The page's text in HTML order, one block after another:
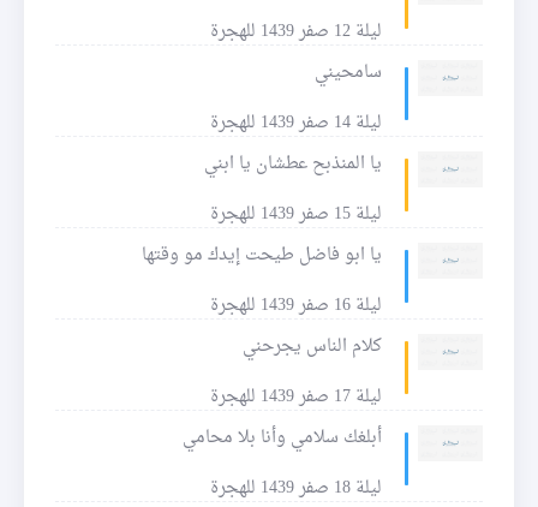
ليلة 12 صفر 1439 للهجرة
سامحيني
ليلة 14 صفر 1439 للهجرة
يا المنذبح عطشان يا ابني
ليلة 15 صفر 1439 للهجرة
يا ابو فاضل طيحت إيدك مو وقتها
ليلة 16 صفر 1439 للهجرة
كلام الناس يجرحني
ليلة 17 صفر 1439 للهجرة
أبلغك سلامي وأنا بلا محامي
ليلة 18 صفر 1439 للهجرة